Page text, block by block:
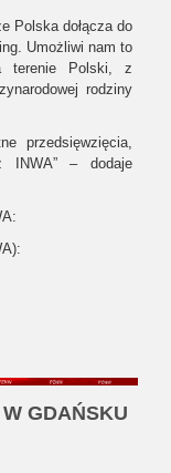
Polska dołącza do
Umożliwi nam to
terenie Polski, z
rodziny
przedsięwzięcia,
INWA” – dodaje
GDAŃSKU